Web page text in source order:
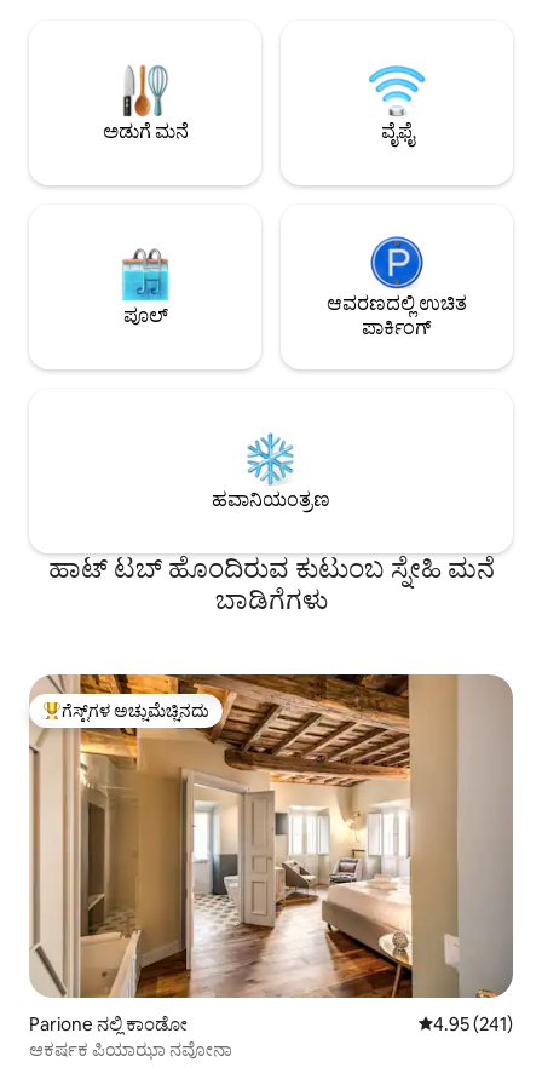
ಪೀಟರ್ಸ್ ಅನ್ನು ಕಡೆಗಣಿಸಿ. ಸಾರ್ವಜನಿಕ ಸಾರಿಗೆಗೆ 2
ನಿಮಿಷಗಳ ನಡಿಗೆ, ಬಸ್ ಮತ್ತು ಮೆಟ್ರೋ ನಿಮ್ಮನ್ನು ಎಲ್ಲಾ
ಮುಖ್ಯ ಐತಿಹಾಸಿಕ ತಾಣಗಳಿಗೆ ಸುಲಭವಾಗಿ
ಕರೆದೊಯ್ಯುತ್ತದೆ.
ಸೋಫಾ ಬೆಡ್
ಹೊಂದಿರುವ
ಬೆಡ್‌ರೂಮ್ ಅನ್ನು
ವೈ-ಫೈ ಮತ್ತು ಸ್ಮಾರ್ಟ್
ಅಡುಗೆ ಮನೆ ವೈಫೈ
ಪೂಲ್
ಆವರಣದಲ್ಲಿ ಉಚಿತ
ಪಾರ್ಕಿಂಗ್
ಹವಾನಿಯಂತ್ರಣ
ಹಾಟ್ ಟಬ್ ಹೊಂದಿರುವ ಕುಟುಂಬ ಸ್ನೇಹಿ ಮನೆ
ಬಾಡಿಗೆಗಳು
ಗೆಸ್ಟ್‌ಗಳಿಗೆ ಅತಿ ಹೆಚ್ಚು ಅಚ್ಚುಮೆಚ್ಚಿನದು
ಗೆಸ್ಟ್‌ಗಳ ಅಚ್ಚುಮೆಚ್ಚಿನದು
Parione ನಲ್ಲಿ ಕಾಂಡೋ 5 ರಲ್ಲಿ 4.95
4.95 (241)
ಆಕರ್ಷಕ ಪಿಯಾಝಾ ನವೋನಾ